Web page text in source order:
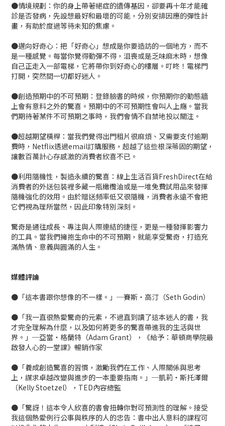
●情境規劃：你的身上帶著絕症的遺傳基因，卻要再十年才能確
診是否發病，先設想最好和最壞的可能，分別安排因應的彈性計
畫，有助於度過等待未知的焦慮。
●邁向好奇心：把「好奇心」想成是你要造訪的一個地方，而不
是一種感覺。每當你覺得動彈不得，沮喪或是乏味麻木時，想像
自己正走入一部電梯，它將帶你到好奇心的樓層。叮咚！電梯門
打開，突然間一切都好迷人。
●創造預期中的不可預期：登錄臉書的時候，你預期你的動態牆
上會有意料之外的驚喜。預期中的不可預期性會叫人上癮。當我
們期待著某件不可預期之事時，我們會情不自禁地投以關注。
●超越期望橫桿：當我們覺得出門租片很麻煩、又需要支付逾期
費時，Netflix透過email訂購服務，超越了這些根深蒂固的期望，
讓數百萬計心存感激的消費者欣喜不已。
●利用隨機性，製造永續的驚喜：線上生活百貨FreshDirect在給
消費者的外送包裝裡多藏一瓶橄欖油或是一堆免費試用品來發揮
隨機強化的效用。由於贈送頻率低又很隨機，消費者永遠不會把
它們視為理所當然，因此印象特別深刻。
驚奇是通往成長、專注與人際連結的捷徑，更是一種發揮影響力
的工具。當我們擁抱生命中的不可預期，就能享受驚奇，打造充
滿熱情、意義與圓滿的人生。
媒體評論
●「這本書跟你想像的不一樣。」─賽斯‧高汀（Seth Godin）
●「我一直很熱愛驚奇的元素，不過直到讀了這本迷人的書，我
才完全理解為什麼，以及如何將更多的驚喜帶進我的生活與世
界。」─亞當‧格蘭特（Adam Grant），《給予：華頓商學院最
啟發人心的一堂課》暢銷作家
●「養成創造驚喜的習慣，激勵我們在工作、人際關係與思考
上，謀求卓越改變與進步的一本重要指南。」─凱莉‧斯托澤爾
（Kelly Stoetzel），TED內容總監
●「驚訝！這本令人欣喜的書會扭轉你對可預測性的理解。接受
我這個熱愛例行公事與秩序的人的忠告：書中出人意料的課程可